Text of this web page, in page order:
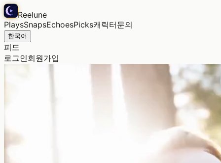
Reelune
PlaysSnapsEchoesPicks캐릭터문의
한국어
피드
로그인회원가입